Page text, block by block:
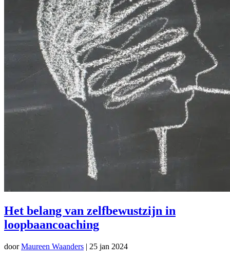
Het belang van zelfbewustzijn in
loopbaancoaching
doorMaureen Waanders | 25 jan 2024